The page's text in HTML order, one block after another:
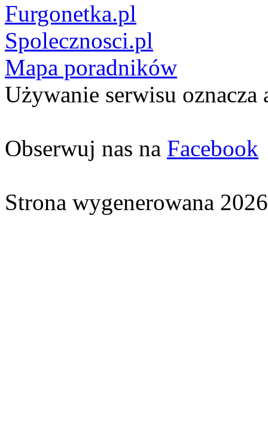
Furgonetka.pl
Spolecznosci.pl
Mapa poradników
Używanie serwisu oznacza
Obserwuj nas na Facebook
Strona wygenerowana